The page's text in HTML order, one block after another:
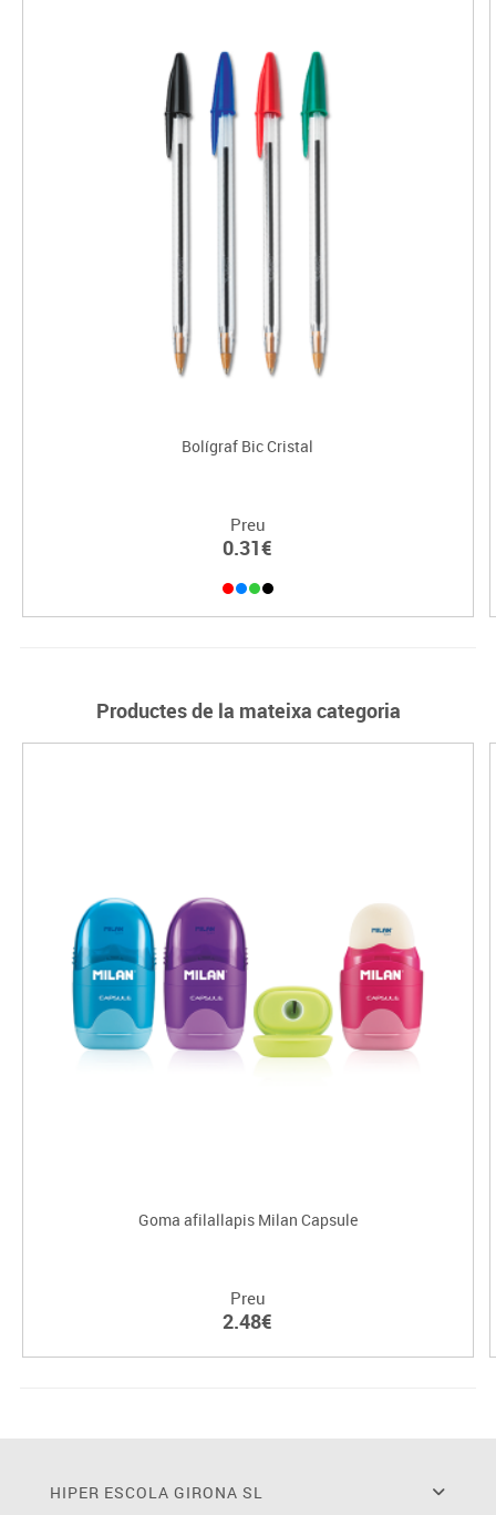
Bolígraf Bic Cristal
Preu
0.31€
Productes de la mateixa categoria
Goma afilallapis Milan Capsule
Preu
2.48€
HIPER ESCOLA GIRONA SL